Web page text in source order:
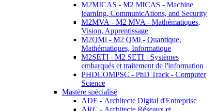
M2MICAS - M2 MICAS - Machine
learnIng, CommunicAtions, and Security
M2MVA - M2 MVA - Mathématiques,
Vision, Apprentissage
M2QMI - M2 QMI - Quantique,
Mathématiques, Informatique
M2SETI - M2 SETI - Systèmes
embarqués et traitement de l'information
PHDCOMPSC - PhD Track - Computer
Science
Mastère spécialisé
ADE - Architecte Digital d'Entreprise
ARC - Architecte Réseaux et